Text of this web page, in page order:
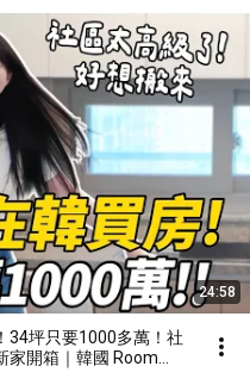
24:58
坪只要1000多萬！社
家開箱｜韓國 Room